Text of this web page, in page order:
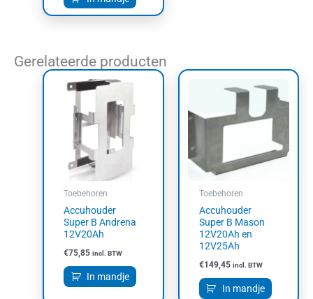
Gerelateerde producten
Toebehoren
Accuhouder
Super B Andrena
12V20Ah
€75,85 incl. BTW
In mandje
Toebehoren
Accuhouder
Super B Mason
12V20Ah en
12V25Ah
€149,45 incl. BTW
In mandje